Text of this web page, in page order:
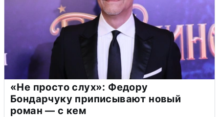
«Не просто слух»: Федору
Бондарчуку приписывают новый
роман — с кем